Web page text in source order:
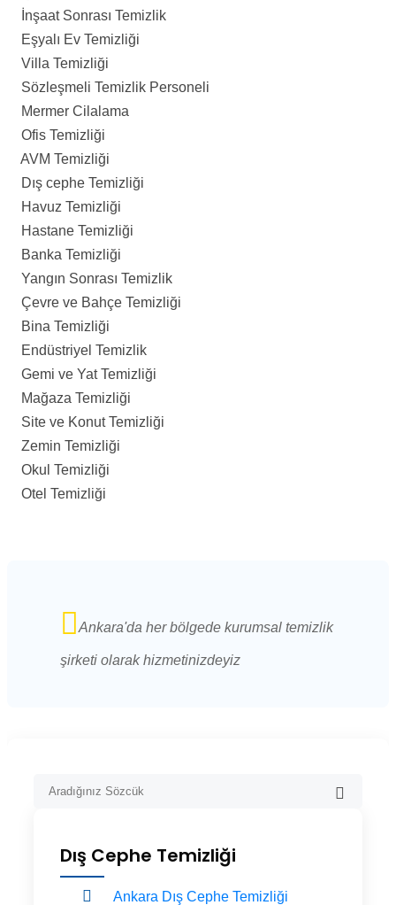
İnşaat Sonrası Temizlik
Eşyalı Ev Temizliği
Villa Temizliği
Sözleşmeli Temizlik Personeli
Mermer Cilalama
Ofis Temizliği
AVM Temizliği
Dış cephe Temizliği
Havuz Temizliği
Hastane Temizliği
Banka Temizliği
Yangın Sonrası Temizlik
Çevre ve Bahçe Temizliği
Bina Temizliği
Endüstriyel Temizlik
Gemi ve Yat Temizliği
Mağaza Temizliği
Site ve Konut Temizliği
Zemin Temizliği
Okul Temizliği
Otel Temizliği
Ankara'da her bölgede kurumsal temizlik
şirketi olarak hizmetinizdeyiz
Dış Cephe Temizliği
Ankara Dış Cephe Temizliği